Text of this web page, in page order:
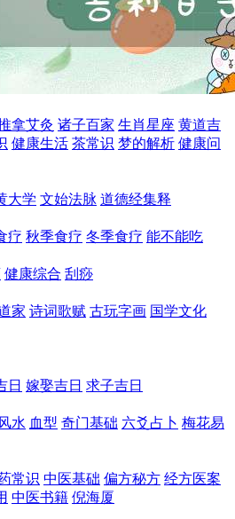
拿艾灸 诸子百家 生肖星座 黄道吉
健康生活 茶常识 梦的解析 健康问
大学 文始法脉 道德经集释
疗 秋季食疗 冬季食疗 能不能吃
健康综合 刮痧
家 诗词歌赋 古玩字画 国学文化
日 嫁娶吉日 求子吉日
风水 血型 奇门基础 六爻占卜 梅花易
常识 中医基础 偏方秘方 经方医案
中医书籍 倪海厦